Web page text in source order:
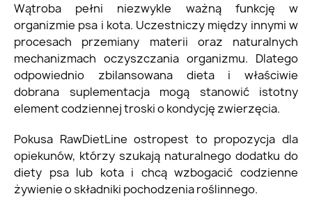
Wątroba pełni niezwykle ważną funkcję w
organizmie psa i kota. Uczestniczy między innymi w
procesach przemiany materii oraz naturalnych
mechanizmach oczyszczania organizmu. Dlatego
odpowiednio zbilansowana dieta i właściwie
dobrana suplementacja mogą stanowić istotny
element codziennej troski o kondycję zwierzęcia.
Pokusa RawDietLine ostropest to propozycja dla
opiekunów, którzy szukają naturalnego dodatku do
diety psa lub kota i chcą wzbogacić codzienne
żywienie o składniki pochodzenia roślinnego.